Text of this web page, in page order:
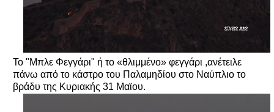
Το "Μπλε Φεγγάρι" ή το «θλιμμένο» φεγγάρι ,ανέτειλε
πάνω από το κάστρο του Παλαμηδίου στο Ναύπλιο το
βράδυ της Κυριακής 31 Μαϊου.